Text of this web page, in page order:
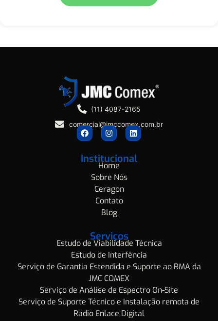
(11) 4087-2165
comercial@jmccomex.com.br
Institucional
Home
Sobre Nós
Ceragon
Contato
Blog
Serviços
Estudo de Viabilidade Técnica
Estudo de Interfência
Serviço de Garantia Estendida e Suporte ao RMA da
JMC COMEX
Serviço de Análise de Espectro On-Site
Serviço de Suporte Técnico e Instalação remota de
Rádio Enlace Digital